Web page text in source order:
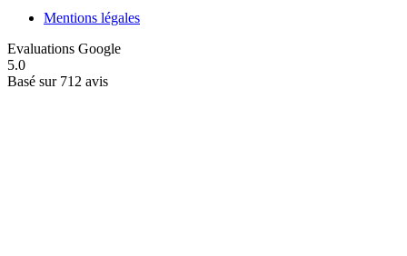
Mentions légales
Evaluations Google
5.0
Basé sur 712 avis